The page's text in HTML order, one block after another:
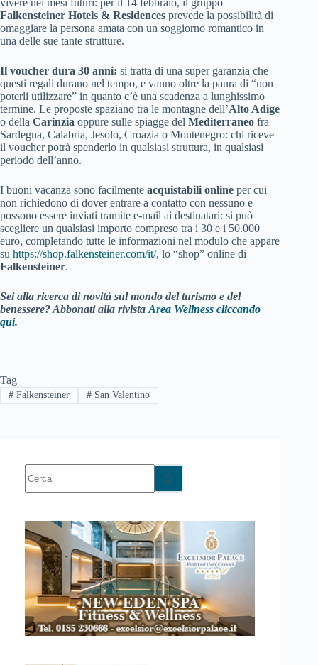
vivere nei mesi futuri: per il 14 febbraio, il gruppo
Falkensteiner Hotels & Residences prevede la possibilità di
omaggiare la persona amata con un soggiorno romantico in
una delle sue tante strutture.
Il voucher dura 30 anni: si tratta di una super garanzia che
questi regali durano nel tempo, e vanno oltre la paura di “non
poterli utilizzare” in quanto c’è una scadenza a lunghissimo
termine. Le proposte spaziano tra le montagne dell’Alto Adige
o della Carinzia oppure sulle spiagge del Mediterraneo fra
Sardegna, Calabria, Jesolo, Croazia o Montenegro: chi riceve
il voucher potrà spenderlo in qualsiasi struttura, in qualsiasi
periodo dell’anno.
I buoni vacanza sono facilmente acquistabili online per cui
non richiedono di dover entrare a contatto con nessuno e
possono essere inviati tramite e-mail ai destinatari: si può
scegliere un qualsiasi importo compreso tra i 30 e i 50.000
euro, completando tutte le informazioni nel modulo che appare
su https://shop.falkensteiner.com/it/, lo “shop” online di
Falkensteiner.
Sei alla ricerca di novità sul mondo del turismo e del
benessere? Abbonati alla rivista Area Wellness cliccando
qui.
Tag
#Falkensteiner #San Valentino
risultato